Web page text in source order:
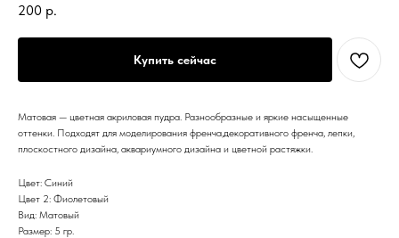
200 р.
Купить сейчас
Матовая — цветная акриловая пудра. Разнообразные и яркие насыщенные
оттенки. Подходят для моделирования френча,декоративного френча, лепки,
плоскостного дизайна, аквариумного дизайна и цветной растяжки.
Цвет: Синий
Цвет 2: Фиолетовый
Вид: Матовый
Размер: 5 гр.